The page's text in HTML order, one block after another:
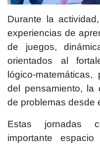
Durante la
experiencias de
de juegos,
orientados al
lógico-
del pensamiento, la
de problemas desde
Estas jornadas
importante